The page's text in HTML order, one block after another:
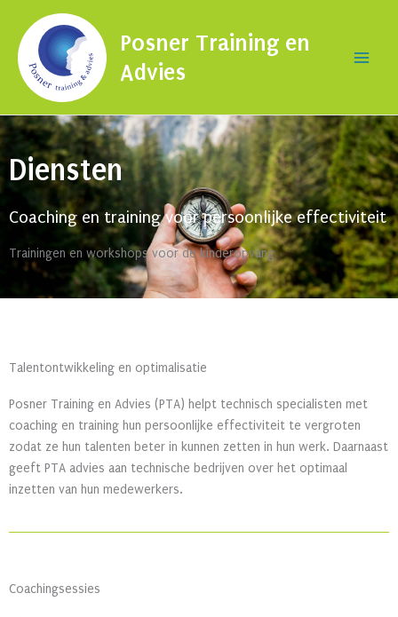
inhoud
Posner Training en
Advies
Diensten
Coaching en training voor persoonlijke effectiviteit
Trainingen en workshops voor de kinderopvang
Talentontwikkeling en optimalisatie
Posner Training en Advies (PTA) helpt technisch specialisten met
coaching en training hun persoonlijke effectiviteit te vergroten
zodat ze hun talenten beter in kunnen zetten in hun werk. Daarnaast
geeft PTA advies aan technische bedrijven over het optimaal
inzetten van hun medewerkers.
Coachingsessies